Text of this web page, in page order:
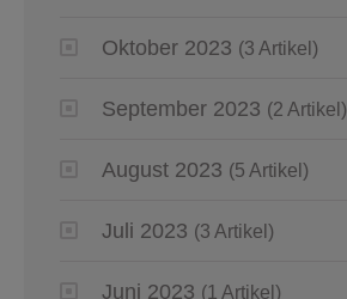
Oktober 2023 (3 Artikel)
September 2023 (2 Artikel)
August 2023 (5 Artikel)
Juli 2023 (3 Artikel)
Juni 2023 (1 Artikel)